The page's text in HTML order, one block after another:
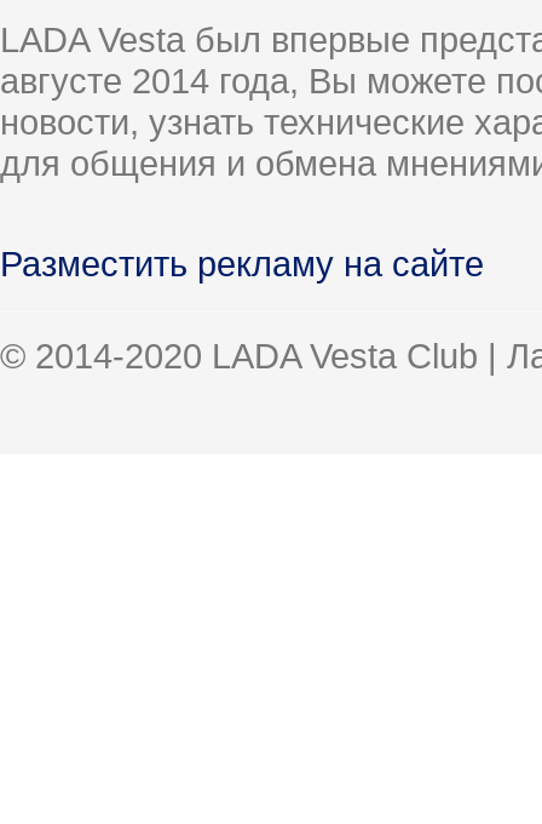
LADA Vesta был впервые
августе 2014 года, Вы можете
новости, узнать технические
для общения и обмена
Разместить рекламу на сайте
© 2014-2020 LADA Vesta Club |